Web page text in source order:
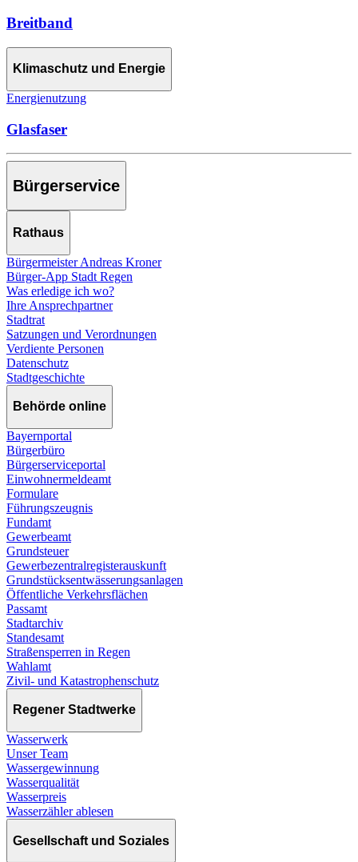
Breitband
Klimaschutz und Energie
Energienutzung
Glasfaser
Bürgerservice
Rathaus
Bürgermeister Andreas Kroner
Bürger-App Stadt Regen
Was erledige ich wo?
Ihre Ansprechpartner
Stadtrat
Satzungen und Verordnungen
Verdiente Personen
Datenschutz
Stadtgeschichte
Behörde online
Bayernportal
Bürgerbüro
Bürgerserviceportal
Einwohnermeldeamt
Formulare
Führungszeugnis
Fundamt
Gewerbeamt
Grundsteuer
Gewerbezentralregisterauskunft
Grundstücksentwässerungsanlagen
Öffentliche Verkehrsflächen
Passamt
Stadtarchiv
Standesamt
Straßensperren in Regen
Wahlamt
Zivil- und Katastrophenschutz
Regener Stadtwerke
Wasserwerk
Unser Team
Wassergewinnung
Wasserqualität
Wasserpreis
Wasserzähler ablesen
Gesellschaft und Soziales